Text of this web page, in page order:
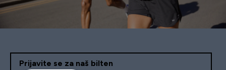
Prijavite se za naš bilten